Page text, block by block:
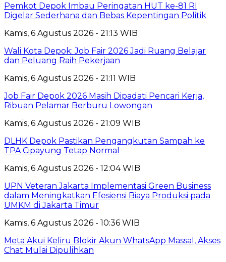
Pemkot Depok Imbau Peringatan HUT ke-81 RI
Digelar Sederhana dan Bebas Kepentingan Politik
Kamis, 6 Agustus 2026 - 21:13 WIB
Wali Kota Depok: Job Fair 2026 Jadi Ruang Belajar
dan Peluang Raih Pekerjaan
Kamis, 6 Agustus 2026 - 21:11 WIB
Job Fair Depok 2026 Masih Dipadati Pencari Kerja,
Ribuan Pelamar Berburu Lowongan
Kamis, 6 Agustus 2026 - 21:09 WIB
DLHK Depok Pastikan Pengangkutan Sampah ke
TPA Cipayung Tetap Normal
Kamis, 6 Agustus 2026 - 12:04 WIB
UPN Veteran Jakarta Implementasi Green Business
dalam Meningkatkan Efesiensi Biaya Produksi pada
UMKM di Jakarta Timur
Kamis, 6 Agustus 2026 - 10:36 WIB
Meta Akui Keliru Blokir Akun WhatsApp Massal, Akses
Chat Mulai Dipulihkan